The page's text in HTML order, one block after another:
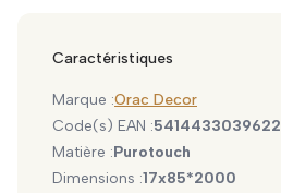
Caractéristiques
Marque :Orac Decor
Code(s) EAN :5414433039622
Matière :Purotouch
Dimensions :17x85*2000